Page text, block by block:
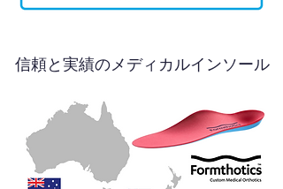
信頼と実績のメディカルインソール